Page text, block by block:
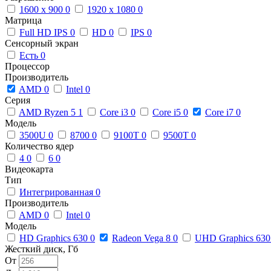
1600 x 900 0 1920 x 1080 0
Матрица
Full HD IPS 0 HD 0 IPS 0
Сенсорный экран
Есть 0
Процессор
Производитель
AMD 0 Intel 0
Серия
AMD Ryzen 5 1 Core i3 0 Core i5 0 Core i7 0
Модель
3500U 0 8700 0 9100T 0 9500T 0
Количество ядер
4 0 6 0
Видеокарта
Тип
Интегрированная 0
Производитель
AMD 0 Intel 0
Модель
HD Graphics 630 0 Radeon Vega 8 0
UHD Graphics
Жесткий диск, Гб
От